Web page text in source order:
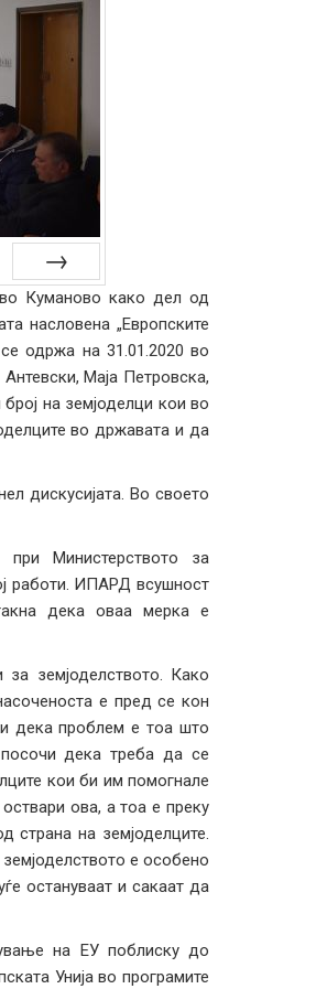
Next
Куманово како дел од
насловена „Европските
одржа на 31.01.2020 во
Маја Петровска,
на земјоделци кои во
во државата и да
дискусијата. Во своето
Министерството за
работи. ИПАРД всушност
дека оваа мерка е
земјоделството. Како
е пред се кон
дека проблем е тоа што
дека треба да се
кои би им помогнале
ова, а тоа е преку
страна на земјоделците.
е особено
остануваат и сакаат да
на ЕУ поблиску до
Унија во програмите